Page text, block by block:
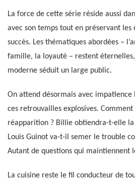
La force de cette série réside aussi
avec son temps tout en préservant
succès. Les thématiques abordées –
famille, la loyauté – restent
moderne séduit un large public.
On attend désormais avec
ces retrouvailles explosives.
réapparition ? Billie obtiendra-t-elle la
Louis Guinot va-t-il semer le trouble
Autant de questions qui maintiennent
La cuisine reste le fil conducteur de